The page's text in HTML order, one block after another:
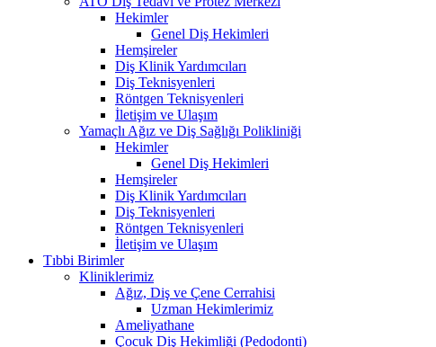
Hekimler
Genel Diş Hekimleri
Hemşireler
Diş Klinik Yardımcıları
Diş Teknisyenleri
Röntgen Teknisyenleri
İletişim ve Ulaşım
Yamaçlı Ağız ve Diş Sağlığı Polikliniği
Hekimler
Genel Diş Hekimleri
Hemşireler
Diş Klinik Yardımcıları
Diş Teknisyenleri
Röntgen Teknisyenleri
İletişim ve Ulaşım
Tıbbi Birimler
Kliniklerimiz
Ağız, Diş ve Çene Cerrahisi
Uzman Hekimlerimiz
Ameliyathane
Çocuk Diş Hekimliği (Pedodonti)